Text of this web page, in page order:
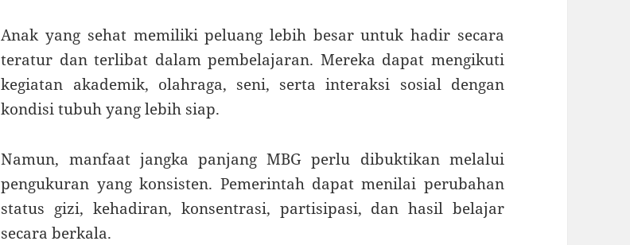
Anak yang sehat memiliki peluang lebih besar untuk hadir secara
teratur dan terlibat dalam pembelajaran. Mereka dapat mengikuti
kegiatan akademik, olahraga, seni, serta interaksi sosial dengan
kondisi tubuh yang lebih siap.
Namun, manfaat jangka panjang MBG perlu dibuktikan melalui
pengukuran yang konsisten. Pemerintah dapat menilai perubahan
status gizi, kehadiran, konsentrasi, partisipasi, dan hasil belajar
secara berkala.